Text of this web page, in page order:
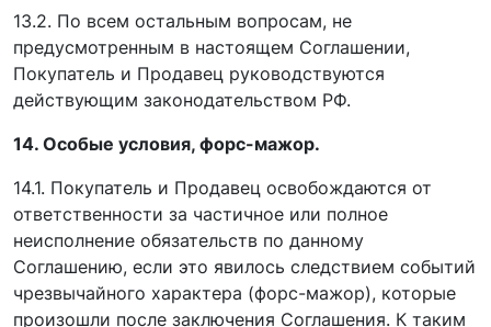
13.2. По всем остальным вопросам, не
предусмотренным в настоящем Соглашении,
Покупатель и Продавец руководствуются
действующим законодательством РФ.
14. Особые условия, форс-мажор.
14.1. Покупатель и Продавец освобождаются от
ответственности за частичное или полное
неисполнение обязательств по данному
Соглашению, если это явилось следствием событий
чрезвычайного характера (форс-мажор), которые
произошли после заключения Соглашения. К таким